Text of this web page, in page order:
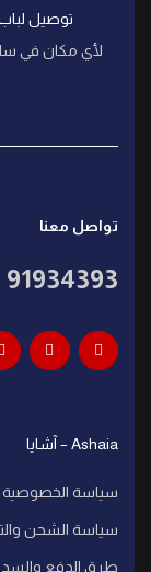
توصيل
لأي مكان في
تواصل معنا
91934393
Ashaia – آشايا
سياسة الخصوصية
سياسة الشحن
طرق الدفع